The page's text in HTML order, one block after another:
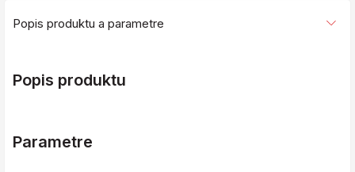
Popis produktu a parametre
Popis produktu
Parametre